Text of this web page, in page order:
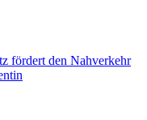
fördert den Nahverkehr